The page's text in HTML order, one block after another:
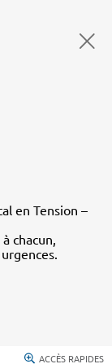
en Tension –
chacun,
ACCÈS RAPIDES